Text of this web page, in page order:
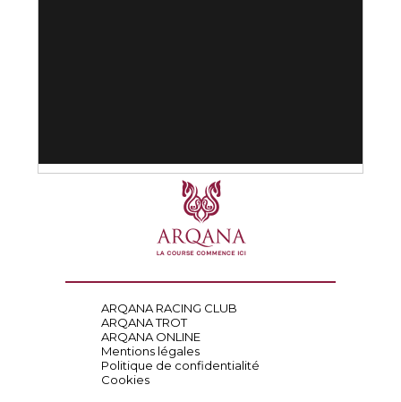
ARQANA RACING CLUB
ARQANA TROT
ARQANA ONLINE
Mentions légales
Politique de confidentialité
Cookies